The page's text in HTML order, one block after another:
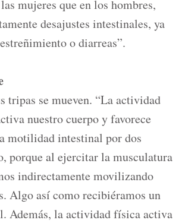
mujeres que en los hombres,
desajustes intestinales, ya
o diarreas”.
tripas se mueven. “La actividad
nuestro cuerpo y favorece
motilidad intestinal por dos
porque al ejercitar la musculatura
indirectamente movilizando
Algo así como recibiéramos un
Además, la actividad física activa